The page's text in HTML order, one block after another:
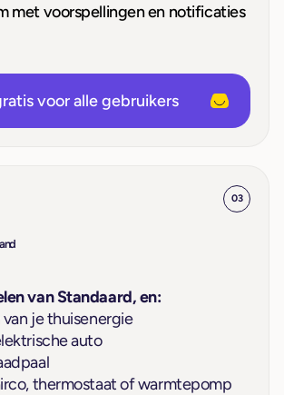
met voorspellingen en notificaties
voor alle gebruikers
03
van Standaard, en:
je thuisenergie
auto
thermostaat of warmtepomp